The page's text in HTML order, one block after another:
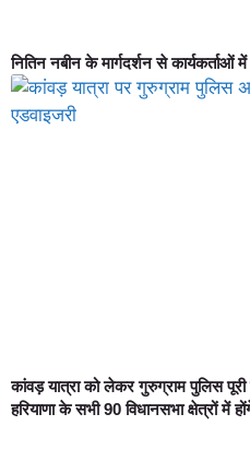
नितिन नबीन के मार्गदर्शन से कार्यकर्ताओं
कांवड़ यात्रा को लेकर गुरुग्राम पुलिस
हरियाणा के सभी 90 विधानसभा क्षेत्रों में